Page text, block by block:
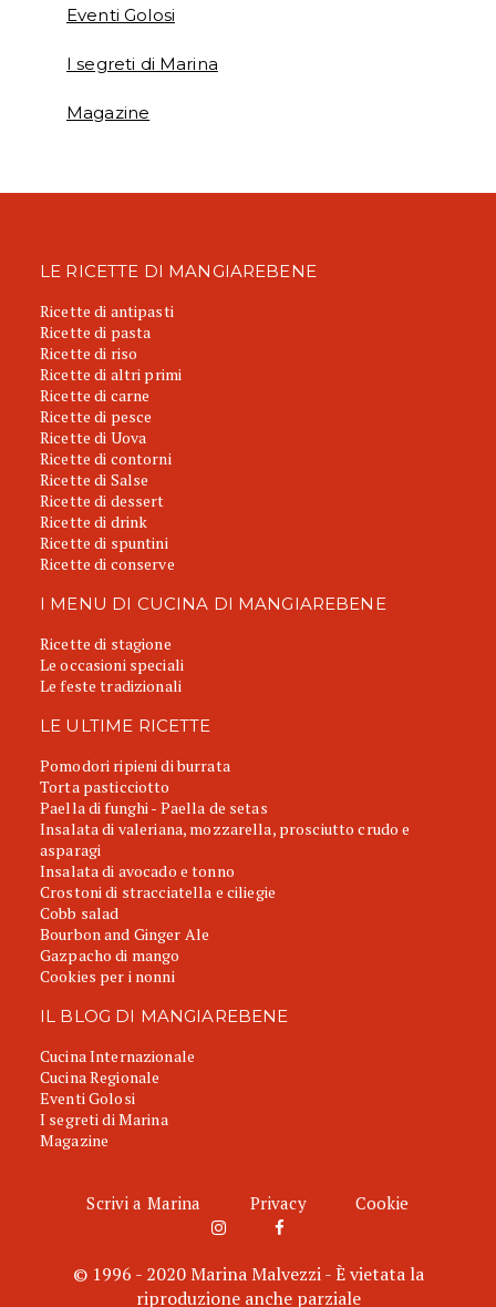
Eventi Golosi
I segreti di Marina
Magazine
LE RICETTE DI MANGIAREBENE
Ricette di antipasti
Ricette di pasta
Ricette di riso
Ricette di altri primi
Ricette di carne
Ricette di pesce
Ricette di Uova
Ricette di contorni
Ricette di Salse
Ricette di dessert
Ricette di drink
Ricette di spuntini
Ricette di conserve
I MENU DI CUCINA DI MANGIAREBENE
Ricette di stagione
Le occasioni speciali
Le feste tradizionali
LE ULTIME RICETTE
Pomodori ripieni di burrata
Torta pasticciotto
Paella di funghi - Paella de setas
Insalata di valeriana, mozzarella, prosciutto crudo e
asparagi
Insalata di avocado e tonno
Crostoni di stracciatella e ciliegie
Cobb salad
Bourbon and Ginger Ale
Gazpacho di mango
Cookies per i nonni
IL BLOG DI MANGIAREBENE
Cucina Internazionale
Cucina Regionale
Eventi Golosi
I segreti di Marina
Magazine
Scrivi a Marina Privacy Cookie
© 1996 - 2020 Marina Malvezzi - È vietata la
riproduzione anche parziale